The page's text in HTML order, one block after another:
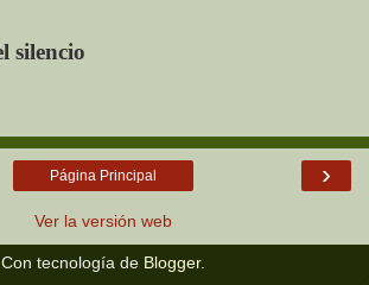
silencio
›
Página Principal
Ver la versión web
Con tecnología de Blogger.